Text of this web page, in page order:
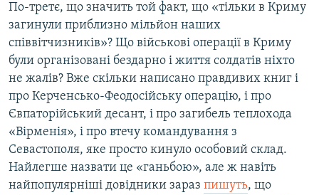
По-третє, що значить той факт, що «тільки в Криму
загинули приблизно мільйон наших
співвітчизників»? Що військові операції в Криму
були організовані бездарно і життя солдатів ніхто
не жалів? Вже скільки написано правдивих книг і
про Керченсько-Феодосійську операцію, і про
Євпаторійський десант, і про загибель теплохода
«Вірменія», і про втечу командування з
Севастополя, яке просто кинуло особовий склад.
Найлегше назвати це «ганьбою», але ж навіть
найпопулярніші довідники зараз пишуть, що